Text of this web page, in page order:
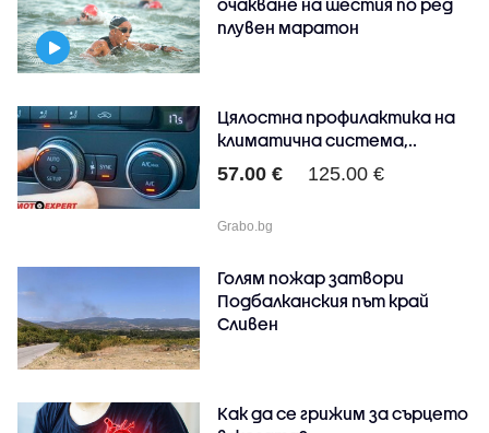
очакване на шестия по ред
плувен маратон
Цялостна профилактика на
климатична система,..
57.00 € 125.00 €
Grabo.bg
Голям пожар затвори
Подбалканския път край
Сливен
Как да се грижим за сърцето